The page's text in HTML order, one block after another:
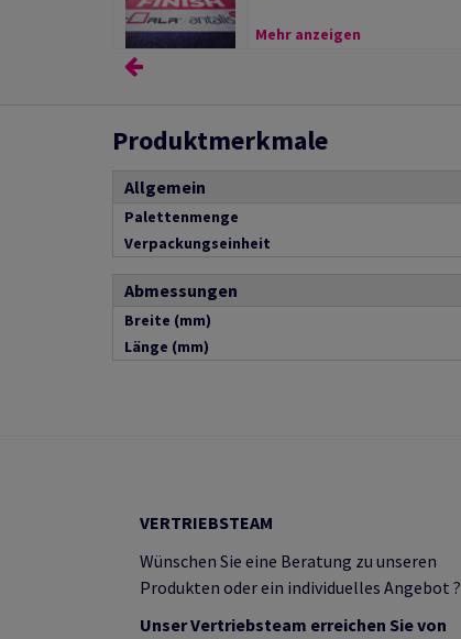
Mehr anzeigen
Produktmerkmale
Allgemein
Palettenmenge
Verpackungseinheit
Abmessungen
Breite (mm)
Länge (mm)
VERTRIEBSTEAM
Wünschen Sie eine Beratung zu unseren
Produkten oder ein individuelles Angebot ?
Unser Vertriebsteam erreichen Sie von